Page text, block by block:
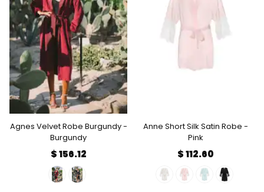
Agnes Velvet Robe Burgundy -
Burgundy
$ 156.12
Anne Short Silk Satin Robe -
Pink
$ 112.60